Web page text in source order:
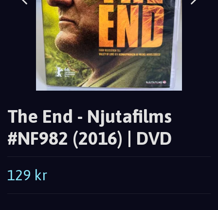
The End - Njutafilms
#NF982 (2016) | DVD
129 kr